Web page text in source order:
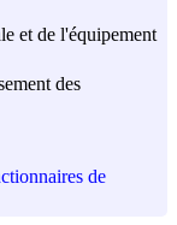
et de l'équipement
des
de